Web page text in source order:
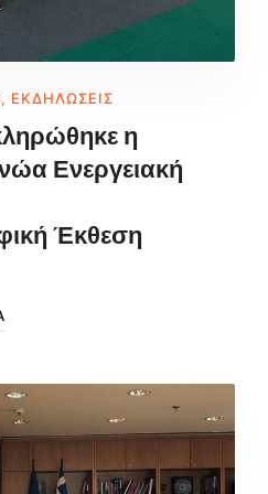
, ΕΚΔΗΛΏΣΕΙΣ
η
Ενεργειακή
Έκθεση